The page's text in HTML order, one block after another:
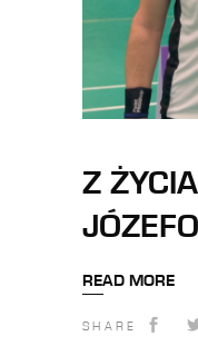
Z
READ MORE
SHARE